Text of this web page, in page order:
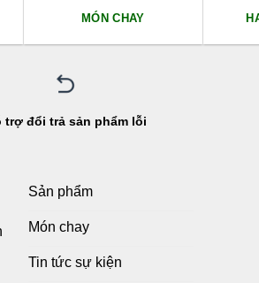
MÓN CHAY
trợ đổi trả sản phẩm lỗi
Sản phẩm
Món chay
Tin tức sự kiện